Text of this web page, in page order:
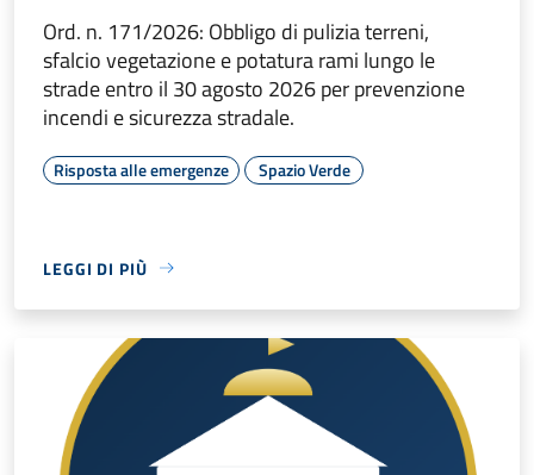
Ord. n. 171/2026: Obbligo di pulizia terreni,
sfalcio vegetazione e potatura rami lungo le
strade entro il 30 agosto 2026 per prevenzione
incendi e sicurezza stradale.
Risposta alle emergenze Spazio Verde
LEGGI DI PIÙ